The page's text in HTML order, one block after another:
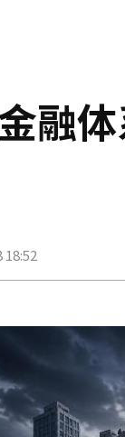
融
18:52